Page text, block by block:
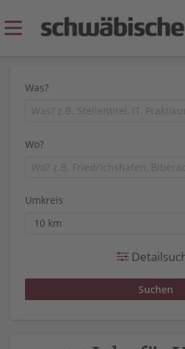
Was?
Wo?
Umkreis